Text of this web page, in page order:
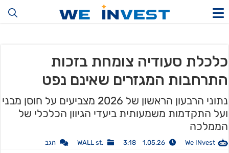
כלכלת סעודיה צומחת בזכות
התרחבות המגזרים שאינם נפט
נתוני הרבעון הראשון של 2026 מצביעים על חוסן מבני
ועל התקדמות משמעותית ביעדי הגיוון הכלכלי של
הממלכה
We INvest
1.05.26 3:18
.WALL st הגב